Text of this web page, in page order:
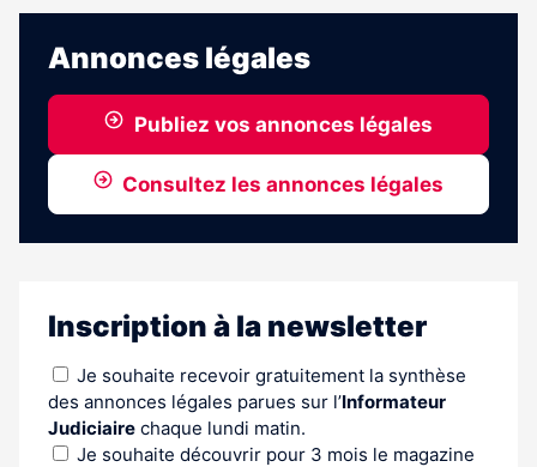
abonnés
Annonces légales
Publiez vos annonces légales
Consultez les annonces légales
Inscription à la newsletter
Je souhaite recevoir gratuitement la synthèse
des annonces légales parues sur l’Informateur
Judiciaire chaque lundi matin.
Je souhaite découvrir pour 3 mois le magazine